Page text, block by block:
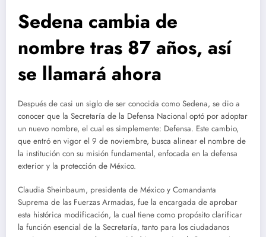
Sedena cambia de
nombre tras 87 años, así
se llamará ahora
Después de casi un siglo de ser conocida como Sedena, se dio a
conocer que la Secretaría de la Defensa Nacional optó por adoptar
un nuevo nombre, el cual es simplemente: Defensa. Este cambio,
que entró en vigor el 9 de noviembre, busca alinear el nombre de
la institución con su misión fundamental, enfocada en la defensa
exterior y la protección de México.
Claudia Sheinbaum, presidenta de México y Comandanta
Suprema de las Fuerzas Armadas, fue la encargada de aprobar
esta histórica modificación, la cual tiene como propósito clarificar
la función esencial de la Secretaría, tanto para los ciudadanos